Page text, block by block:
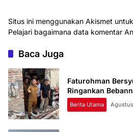
Situs ini menggunakan Akismet
Pelajari bagaimana data komentar
Baca Juga
Faturohman
Ringankan
Berita Utama